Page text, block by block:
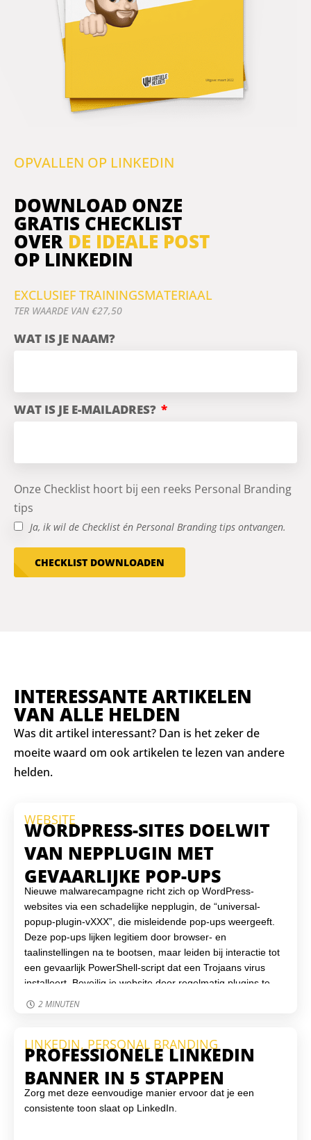
OPVALLEN OP LINKEDIN
DOWNLOAD ONZE
GRATIS CHECKLIST
OVER DE IDEALE POST
OP LINKEDIN
EXCLUSIEF TRAININGSMATERIAAL
TER WAARDE VAN €27,50
WAT IS JE NAAM?
WAT IS JE E-MAILADRES?
Onze Checklist hoort bij een reeks Personal Branding
tips
Ja, ik wil de Checklist én Personal Branding tips ontvangen.
CHECKLIST DOWNLOADEN
INTERESSANTE ARTIKELEN
VAN ALLE HELDEN
Was dit artikel interessant? Dan is het zeker de
moeite waard om ook artikelen te lezen van andere
helden.
WEBSITE
WORDPRESS-SITES DOELWIT
VAN NEPPLUGIN MET
GEVAARLIJKE POP-UPS
Nieuwe malwarecampagne richt zich op WordPress-
websites via een schadelijke nepplugin, de “universal-
popup-plugin-vXXX”, die misleidende pop-ups weergeeft.
Deze pop-ups lijken legitiem door browser- en
taalinstellingen na te bootsen, maar leiden bij interactie tot
een gevaarlijk PowerShell-script dat een Trojaans virus
installeert. Beveilig je website door regelmatig plugins te
controleren, een monitoring-tool in te stellen en sterke
beschermd te houden tegen online bedreigingen.
2 MINUTEN
LINKEDIN, PERSONAL BRANDING
PROFESSIONELE LINKEDIN
BANNER IN 5 STAPPEN
Zorg met deze eenvoudige manier ervoor dat je een
consistente toon slaat op LinkedIn.